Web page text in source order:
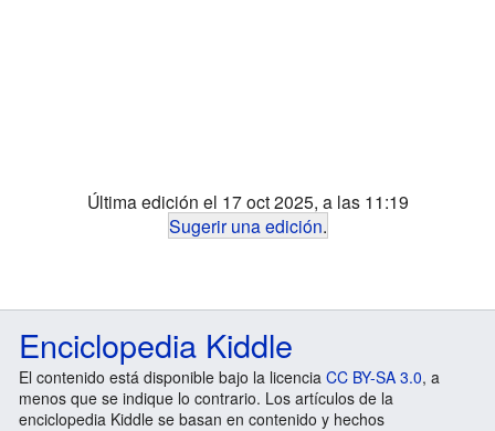
Última edición el 17 oct 2025, a las 11:19
Sugerir una edición.
Enciclopedia Kiddle
El contenido está disponible bajo la licencia CC BY-SA 3.0, a
menos que se indique lo contrario. Los artículos de la
enciclopedia Kiddle se basan en contenido y hechos